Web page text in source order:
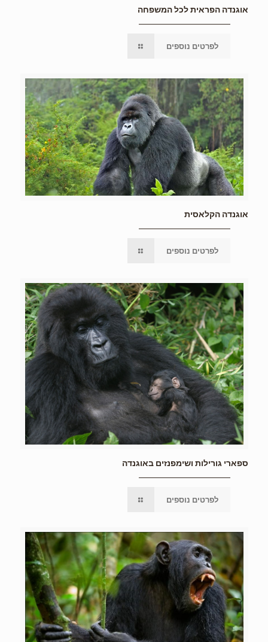
אוגנדה הפראית לכל המשפחה
לפרטים נוספים
אוגנדה הקלאסית
לפרטים נוספים
ספארי גורילות ושימפנזים באוגנדה
לפרטים נוספים